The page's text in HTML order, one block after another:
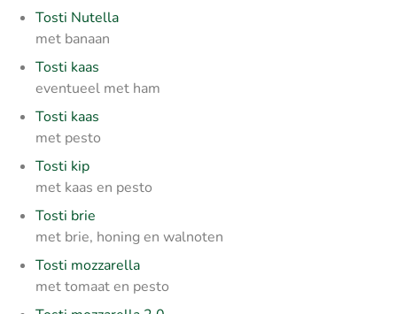
Tosti Nutella
met banaan
Tosti kaas
eventueel met ham
Tosti kaas
met pesto
Tosti kip
met kaas en pesto
Tosti brie
met brie, honing en walnoten
Tosti mozzarella
met tomaat en pesto